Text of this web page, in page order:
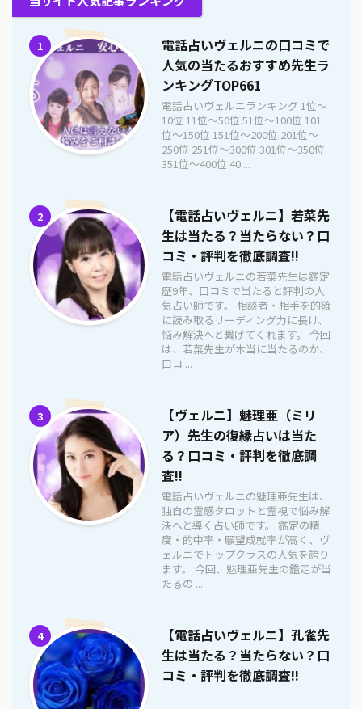
1
電話占いヴェルニの口コミで
人気の当たるおすすめ先生ラ
ンキングTOP661
電話占いヴェルニランキング 1位〜
10位 11位〜50位 51位〜100位 101
位〜150位 151位〜200位 201位〜
250位 251位〜300位 301位〜350位
351位〜400位 40 ...
2
【電話占いヴェルニ】若菜先
生は当たる？当たらない？口
コミ・評判を徹底調査!!
電話占いヴェルニの若菜先生は鑑定
歴9年、口コミで当たると評判の人
気占い師です。 相談者・相手を的確
に読み取るリーディング力に長け、
悩み解決へと繋げてくれます。 今回
は、若菜先生が本当に当たるのか、
口コ ...
3
【ヴェルニ】魅理亜（ミリ
ア）先生の復縁占いは当た
る？口コミ・評判を徹底調
査!!
電話占いヴェルニの魅理亜先生は、
独自の霊感タロットと霊視で悩み解
決へと導く占い師です。 鑑定の精
度・的中率・願望成就率が高く、ヴ
ェルニでトップクラスの人気を誇り
ます。 今回、魅理亜先生の鑑定が当
たるの ...
4
【電話占いヴェルニ】孔雀先
生は当たる？当たらない？口
コミ・評判を徹底調査!!